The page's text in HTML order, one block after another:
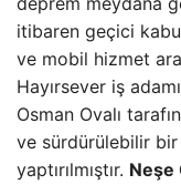
itibaren geçici
ve mobil hizmet
Hayırsever iş
Osman Ovalı
ve sürdürülebilir bir
yaptırılmıştır. Neşe